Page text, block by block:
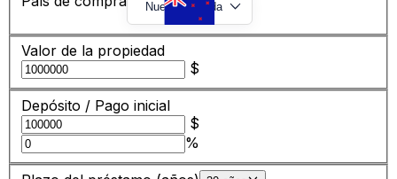
Nueva Zelanda
Valor de la propiedad
$
Depósito / Pago inicial
$
%